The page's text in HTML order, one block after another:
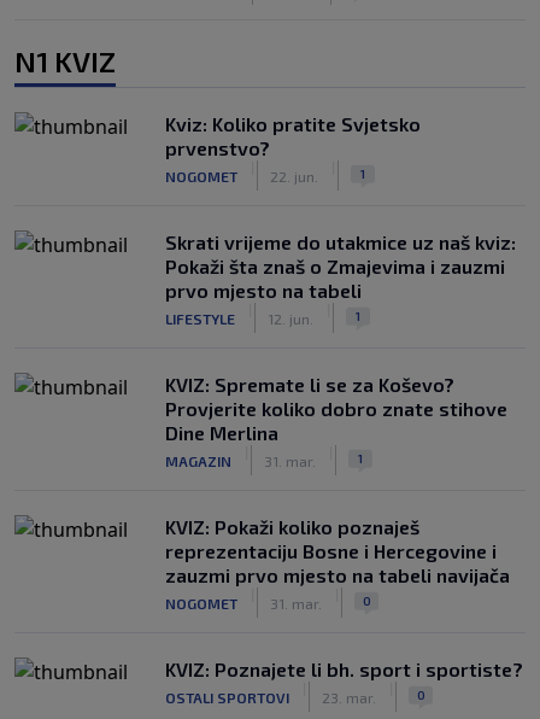
N1 KVIZ
Kviz: Koliko pratite Svjetsko
prvenstvo?
NOGOMET 22. jun. 1
Skrati vrijeme do utakmice uz naš kviz:
Pokaži šta znaš o Zmajevima i zauzmi
prvo mjesto na tabeli
LIFESTYLE 12. jun. 1
KVIZ: Spremate li se za Koševo?
Provjerite koliko dobro znate stihove
Dine Merlina
MAGAZIN 31. mar. 1
KVIZ: Pokaži koliko poznaješ
reprezentaciju Bosne i Hercegovine i
zauzmi prvo mjesto na tabeli navijača
NOGOMET 31. mar. 0
KVIZ: Poznajete li bh. sport i sportiste?
OSTALI SPORTOVI 23. mar. 0